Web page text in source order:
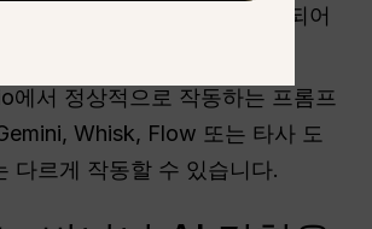
라 SynthID 워터마크가 포함되어
에서 정상적으로 작동하는 프롬프
Whisk, Flow 또는 타사 도
다르게 작동할 수 있습니다.